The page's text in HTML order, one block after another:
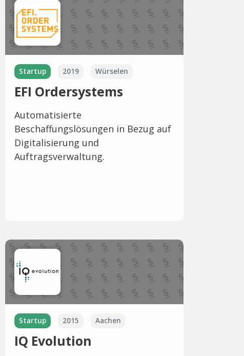
Startup 2019 Würselen
EFI Ordersystems
Automatisierte
Beschaffungslösungen in Bezug auf
Digitalisierung und
Auftragsverwaltung.
Startup 2015 Aachen
IQ Evolution